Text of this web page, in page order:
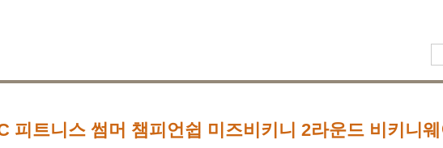
피트니스 썸머 챔피언쉽 미즈비키니 2라운드 비키니